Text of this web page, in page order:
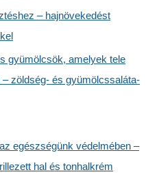
– hajnövekedést
gyümölcsök, amelyek tele
zöldség- és gyümölcssaláta-
egészségünk védelmében –
hal és tonhalkrém